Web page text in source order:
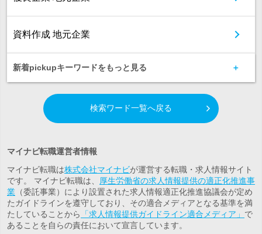
資料作成 地元企業
新着pickupキーワードをもっと見る
検索ワード一覧へ戻る
マイナビ転職運営者情報
マイナビ転職は株式会社マイナビが運営する転職・求人情報サイト
です。 マイナビ転職は、
厚生労働省の求人情報提供の適正化推進事
業 （委託事業）により設置された求人情報適正化推進協議会が定め
たガイドラインを遵守しており、その適合メディアとなる基準を満
たしていることから
「求人情報提供ガイドライン適合メディア」 で
あることを自らの責任において宣言しています。